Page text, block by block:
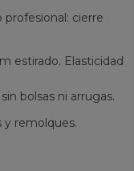
profesional: cierre
estirado. Elasticidad
bolsas ni arrugas.
y remolques.